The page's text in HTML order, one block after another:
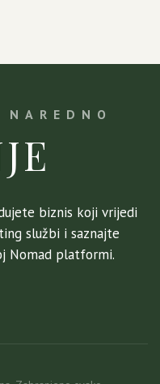
biznis koji vrijedi
službi i saznajte
Nomad platformi.